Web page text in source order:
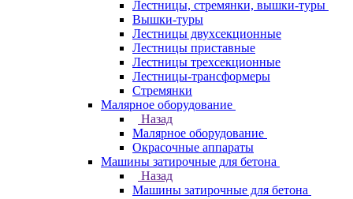
Лестницы, стремянки, вышки-туры
Вышки-туры
Лестницы двухсекционные
Лестницы приставные
Лестницы трехсекционные
Лестницы-трансформеры
Стремянки
Малярное оборудование
Назад
Малярное оборудование
Окрасочные аппараты
Машины затирочные для бетона
Назад
Машины затирочные для бетона